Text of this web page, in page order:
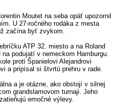
Moutet na seba opäť upozornil
U 27-ročného rodáka z mesta
začína byť zvykom.
ATP 32. miesto a na Roland
podujatí v nemeckom Hamburgu.
proti Španielovi Alejandrovi
a pripísal si štvrtú prehru v rade.
a je otázne, ako obstojí v silnej
grandslamovom turnaji. Jeho
emočné výlevy.